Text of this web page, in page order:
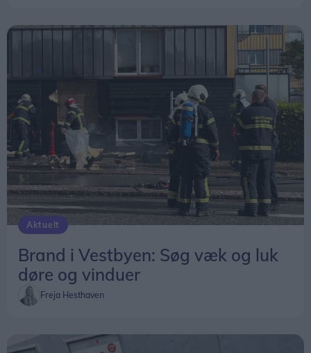
Aktuelt
Brand i Vestbyen: Søg væk og luk
døre og vinduer
Freja Hesthaven